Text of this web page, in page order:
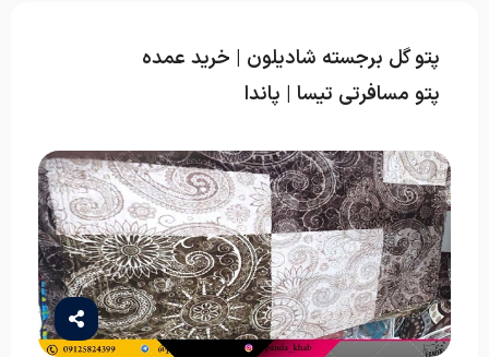
پتو گل برجسته شادیلون | خرید عمده
پتو مسافرتی تیسا | پاندا